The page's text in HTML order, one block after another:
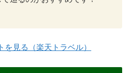
見る（楽天トラベル）